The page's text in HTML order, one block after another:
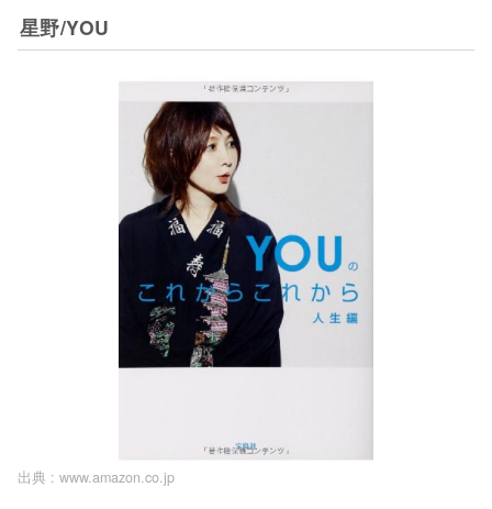
星野/YOU
出典 : www.amazon.co.jp